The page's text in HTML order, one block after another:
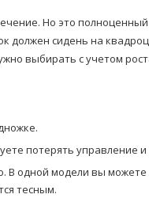
Но это
должен сидень на
выбирать с учетом
потерять управление
В одной модели вы
тесным.